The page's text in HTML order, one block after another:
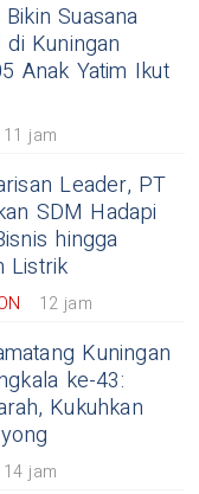
Suasana
Kuningan
Anak Yatim Ikut
11 jam
Leader, PT
SDM Hadapi
hingga
Listrik
12 jam
Kuningan
ke-43:
Kukuhkan
14 jam